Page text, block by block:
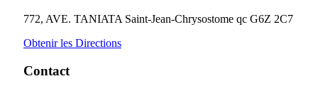
772, AVE. TANIATA Saint-Jean-Chrysostome qc G6Z 2C7
Obtenir les Directions
Contact